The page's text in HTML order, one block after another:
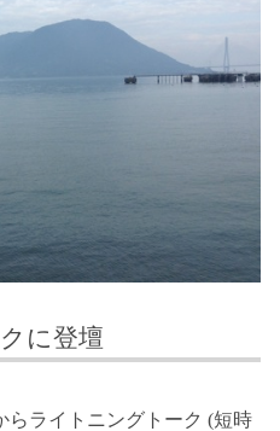
に登壇
らライトニングトーク (短時